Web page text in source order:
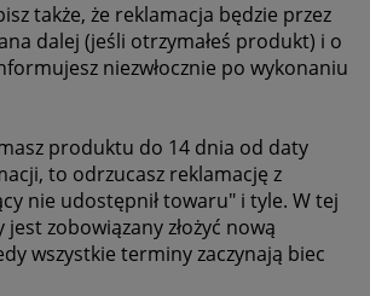
także, że reklamacja będzie przez
dalej (jeśli otrzymałeś produkt) i o
niezwłocznie po wykonaniu
produktu do 14 dnia od daty
to odrzucasz reklamację z
nie udostępnił towaru" i tyle. W tej
zobowiązany złożyć nową
wszystkie terminy zaczynają biec